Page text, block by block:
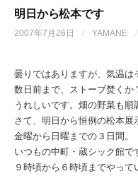
明日から松本です
2007年7月26日 / YAMANE /
曇りではありますが、気温は
数日前まで、ストーブ焚く
うれしいです。畑の野菜も順
さて、明日から恒例の松本展
金曜から日曜までの３日間。
いつもの中町・蔵シック館で
９時頃から６時頃までやっ